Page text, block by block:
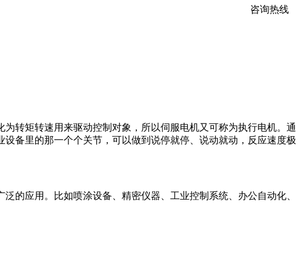
咨询热线
转矩转速用来驱动控制对象，所以伺服电机又可称为执行电机。通
备里的那一个个关节，可以做到说停就停、说动就动，反应速度极
应用。比如喷涂设备、精密仪器、工业控制系统、办公自动化、